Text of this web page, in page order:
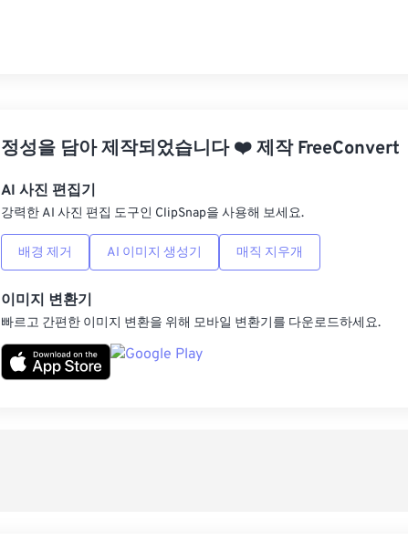
정성을 담아 제작되었습니다❤️제작FreeConvert
AI 사진 편집기
강력한 AI 사진 편집 도구인 ClipSnap을 사용해 보세요.
배경 제거 AI 이미지 생성기 매직 지우개
이미지 변환기
빠르고 간편한 이미지 변환을 위해 모바일 변환기를 다운로드하세요.